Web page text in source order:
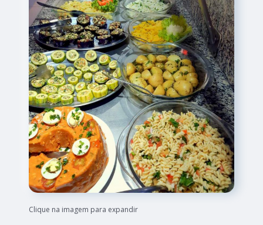
Clique na imagem para expandir